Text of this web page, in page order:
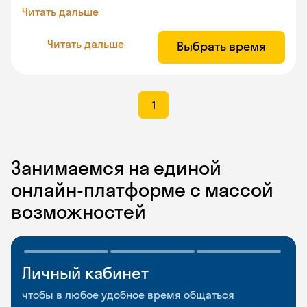
Читать дальше
Читать дальше Выбрать время
1
Занимаемся на единой
онлайн-платформе с массой
возможностей
Личный кабинет
чтобы в любое удобное время общаться
Мобильное
приложение
Разговорные клубы
и Talks